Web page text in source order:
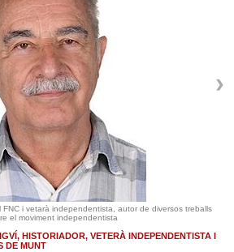
i vetarà independentista, autor de diversos treballs
el moviment independentista
HISTORIADOR, VETERÀ INDEPENDENTISTA I
DE MUNT